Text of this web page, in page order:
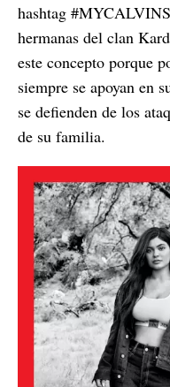
hashtag
hermanas del clan
este concepto porque
siempre se apoyan en
se defienden de los
de su familia.